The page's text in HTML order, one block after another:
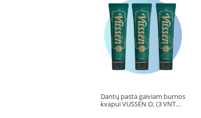
Twin
Care,
WILD,
Dantų pasta gaiviam burnos
kvapui VUSSEN O, (3 VNT…